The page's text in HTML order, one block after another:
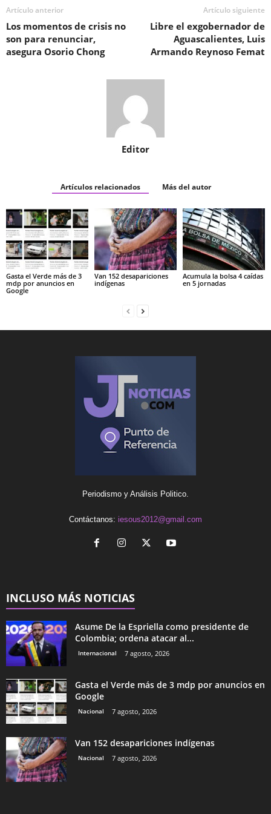
Artículo anterior
Los momentos de crisis no
son para renunciar,
asegura Osorio Chong
Artículo siguiente
Libre el exgobernador de
Aguascalientes, Luis
Armando Reynoso Femat
Editor
Artículos relacionados Más del autor
Gasta el Verde más de 3
mdp por anuncios en
Google
Van 152 desapariciones
indígenas
Acumula la bolsa 4 caídas
en 5 jornadas
Periodismo y Análisis Politico.
Contáctanos: iesous2012@gmail.com
INCLUSO MÁS NOTICIAS
Asume De la Espriella como presidente de
Colombia; ordena atacar al...
Internacional 7 agosto, 2026
Gasta el Verde más de 3 mdp por anuncios en
Google
Nacional 7 agosto, 2026
Van 152 desapariciones indígenas
Nacional 7 agosto, 2026